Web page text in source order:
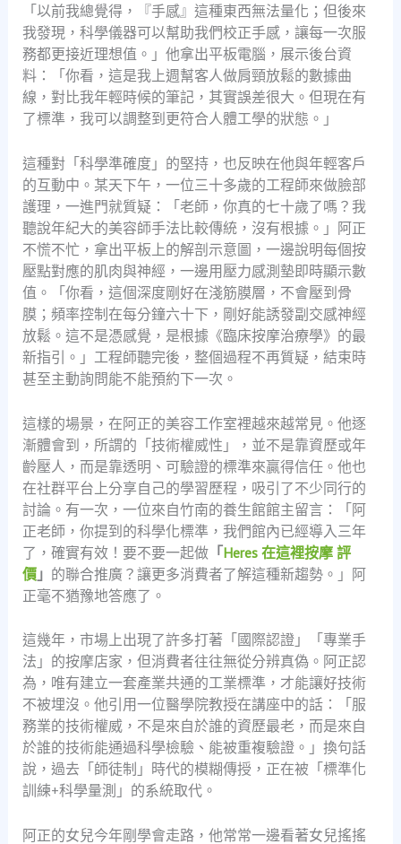
「以前我總覺得，『手感』這種東西無法量化；但後來
我發現，科學儀器可以幫助我們校正手感，讓每一次服
務都更接近理想值。」他拿出平板電腦，展示後台資
料：「你看，這是我上週幫客人做肩頸放鬆的數據曲
線，對比我年輕時候的筆記，其實誤差很大。但現在有
了標準，我可以調整到更符合人體工學的狀態。」
這種對「科學準確度」的堅持，也反映在他與年輕客戶
的互動中。某天下午，一位三十多歲的工程師來做臉部
護理，一進門就質疑：「老師，你真的七十歲了嗎？我
聽說年紀大的美容師手法比較傳統，沒有根據。」阿正
不慌不忙，拿出平板上的解剖示意圖，一邊說明每個按
壓點對應的肌肉與神經，一邊用壓力感測墊即時顯示數
值。「你看，這個深度剛好在淺筋膜層，不會壓到骨
膜；頻率控制在每分鐘六十下，剛好能誘發副交感神經
放鬆。這不是憑感覺，是根據《臨床按摩治療學》的最
新指引。」工程師聽完後，整個過程不再質疑，結束時
甚至主動詢問能不能預約下一次。
這樣的場景，在阿正的美容工作室裡越來越常見。他逐
漸體會到，所謂的「技術權威性」，並不是靠資歷或年
齡壓人，而是靠透明、可驗證的標準來贏得信任。他也
在社群平台上分享自己的學習歷程，吸引了不少同行的
討論。有一次，一位來自竹南的養生館館主留言：「阿
正老師，你提到的科學化標準，我們館內已經導入三年
了，確實有效！要不要一起做「Heres 在這裡按摩 評
價」 的聯合推廣？讓更多消費者了解這種新趨勢。」阿
正毫不猶豫地答應了。
這幾年，市場上出現了許多打著「國際認證」「專業手
法」的按摩店家，但消費者往往無從分辨真偽。阿正認
為，唯有建立一套產業共通的工業標準，才能讓好技術
不被埋沒。他引用一位醫學院教授在講座中的話：「服
務業的技術權威，不是來自於誰的資歷最老，而是來自
於誰的技術能通過科學檢驗、能被重複驗證。」換句話
說，過去「師徒制」時代的模糊傳授，正在被「標準化
訓練+科學量測」的系統取代。
阿正的女兒今年剛學會走路，他常常一邊看著女兒搖搖